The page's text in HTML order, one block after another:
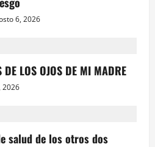
6, 2026
LOS OJOS DE MI MADRE
2026
salud de los otros dos